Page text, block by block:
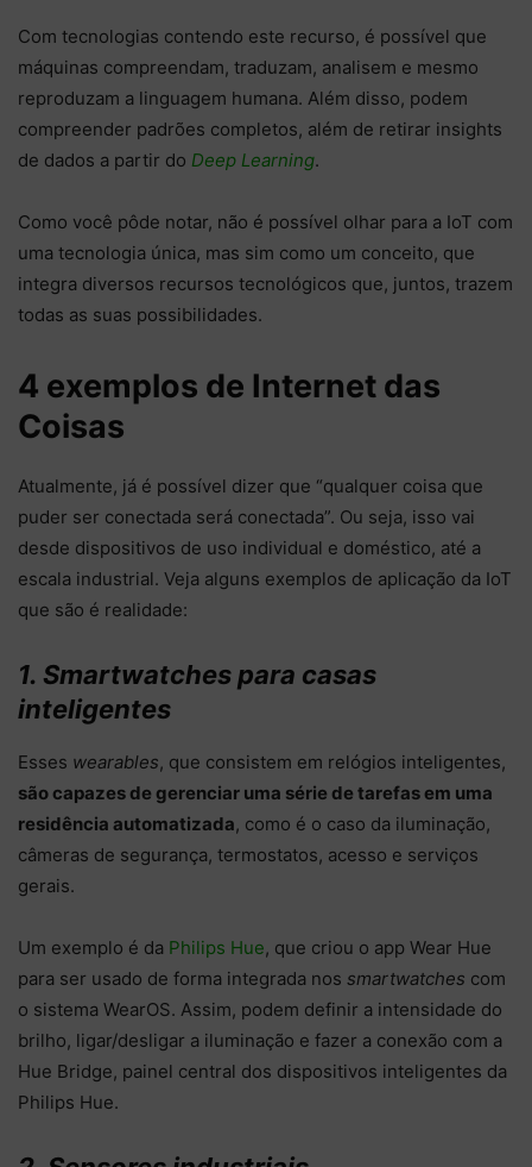
Com tecnologias contendo este recurso, é possível que
máquinas compreendam, traduzam, analisem e mesmo
reproduzam a linguagem humana. Além disso, podem
compreender padrões completos, além de retirar insights
de dados a partir do Deep Learning.
Como você pôde notar, não é possível olhar para a IoT com
uma tecnologia única, mas sim como um conceito, que
integra diversos recursos tecnológicos que, juntos, trazem
todas as suas possibilidades.
4 exemplos de Internet das
Coisas
Atualmente, já é possível dizer que “qualquer coisa que
puder ser conectada será conectada”. Ou seja, isso vai
desde dispositivos de uso individual e doméstico, até a
escala industrial. Veja alguns exemplos de aplicação da IoT
que são é realidade:
1. Smartwatches para casas
inteligentes
Esses wearables, que consistem em relógios inteligentes,
são capazes de gerenciar uma série de tarefas em uma
residência automatizada, como é o caso da iluminação,
câmeras de segurança, termostatos, acesso e serviços
gerais.
Um exemplo é da Philips Hue, que criou o app Wear Hue
para ser usado de forma integrada nos smartwatches com
o sistema WearOS. Assim, podem definir a intensidade do
brilho, ligar/desligar a iluminação e fazer a conexão com a
Hue Bridge, painel central dos dispositivos inteligentes da
Philips Hue.